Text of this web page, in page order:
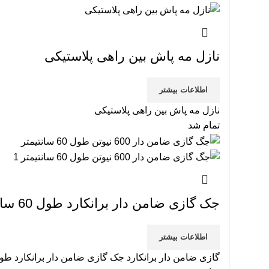
نازل مه پاش بین راهی پلاستیکی
اطلاعات بیشتر
نازل مه پاش بین راهی پلاستیکی
تمام شد
جک گازی ضامن دار برانکارد طول 60 سانتیمتر
اطلاعات بیشتر
گازی ضامن دار برانکارد جک گازی ضامن دار برانکارد طول 60 سانتیمتر 300